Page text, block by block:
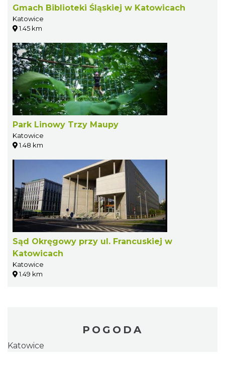
Gmach Biblioteki Śląskiej w Katowicach
Katowice
1.45 km
Park Linowy Trzy Maupy
Katowice
1.48 km
Sąd Okręgowy przy ul. Francuskiej w
Katowicach
Katowice
1.49 km
POGODA
Katowice